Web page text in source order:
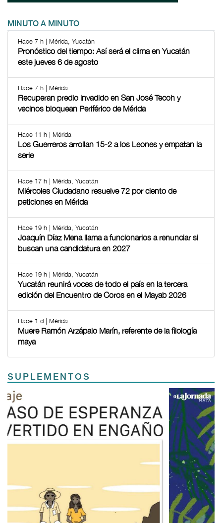
MINUTO A MINUTO
Hace 7 h | Mérida, Yucatán
Pronóstico del tiempo: Así será el clima en Yucatán
este jueves 6 de agosto
Hace 7 h | Mérida
Recuperan predio invadido en San José Tecoh y
vecinos bloquean Periférico de Mérida
Hace 11 h | Mérida
Los Guerreros arrollan 15-2 a los Leones y empatan la
serie
Hace 17 h | Mérida, Yucatán
Miércoles Ciudadano resuelve 72 por ciento de
peticiones en Mérida
Hace 19 h | Mérida, Yucatán
Joaquín Díaz Mena llama a funcionarios a renunciar si
buscan una candidatura en 2027
Hace 19 h | Mérida, Yucatán
Yucatán reunirá voces de todo el país en la tercera
edición del Encuentro de Coros en el Mayab 2026
Hace 1 d | Mérida
Muere Ramón Arzápalo Marín, referente de la filología
maya
SUPLEMENTOS